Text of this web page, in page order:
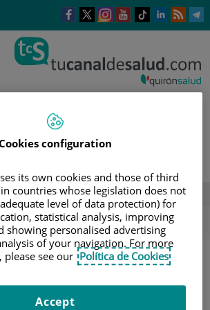
Este
enlace
se
ventana
nueva.
Este
enlace
se
una
ventana
nueva.
Este
enlace
se
una
ventana
nueva.
Este
enlace
se
una
ventana
nueva.
Enlace
una
Enlace
una
sol
DE PROFESIONALES
VALLEJO
configuration
its own cookies and those of third
countries whose legislation does not
level of data protection) for
statistical analysis, improving
showing personalised advertising
of your navigation. For more
see our Política de Cookies
Accept